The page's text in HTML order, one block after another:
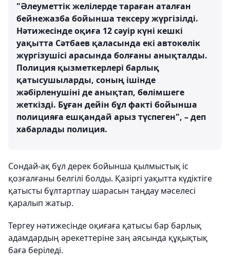
"Әлеуметтік желілерде тараған аталған
бейнежазба бойынша тексеру жүргізілді.
Нәтижесінде оқиға 12 сәуір күні кешкі
уақытта Сәтбаев қаласында екі автокөлік
жүргізушісі арасында болғаны анықталды.
Полиция қызметкерлері барлық
қатысушыларды, соның ішінде
жәбірленушіні де анықтап, бөлімшеге
жеткізді. Бұған дейін бұл факті бойынша
полицияға ешқандай арыз түспеген", – деп
хабарлады полиция.
Сондай-ақ бұл дерек бойынша қылмыстық іс
қозғалғаны белгілі болды. Қазіргі уақытта күдіктіге
қатысты бұлтартпау шарасын таңдау мәселесі
қаралып жатыр.
Тергеу нәтижесінде оқиғаға қатысы бар барлық
адамдардың әрекеттеріне заң аясында құқықтық
баға беріледі.